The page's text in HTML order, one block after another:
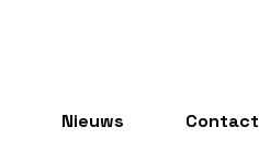
Nieuws Contact